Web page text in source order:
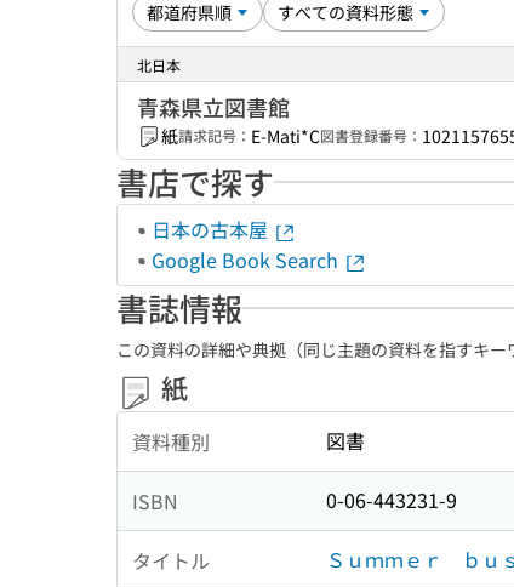
北日本
青森県立図書館
紙請求記号： E-Mati*C図書登録番号：
書店で探す
日本の古本屋
Google Book Search
書誌情報
この資料の詳細や典拠（同じ主題の資料を指すキー
紙
資料種別 図書
ISBN 0-06-443231-9
タイトル Ｓｕｍｍｅｒ ｂｕ